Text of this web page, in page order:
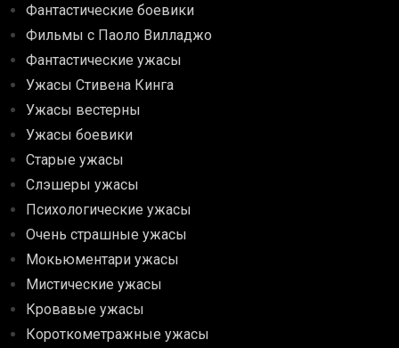
Фантастические боевики
Фильмы с Паоло Вилладжо
Фантастические ужасы
Ужасы Стивена Кинга
Ужасы вестерны
Ужасы боевики
Старые ужасы
Слэшеры ужасы
Психологические ужасы
Очень страшные ужасы
Мокьюментари ужасы
Мистические ужасы
Кровавые ужасы
Короткометражные ужасы